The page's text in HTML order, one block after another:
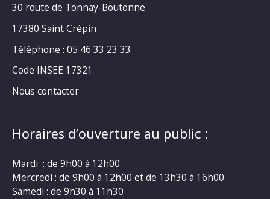
30 route de Tonnay-Boutonne
17380 Saint Crépin
Téléphone : 05 46 33 23 33
Code INSEE 17321
Nous contacter
Horaires d’ouverture au public :
Mardi : de 9h00 à 12h00
Mercredi : de 9h00 à 12h00 et de 13h30 à 16h00
Samedi : de 9h30 à 11h30